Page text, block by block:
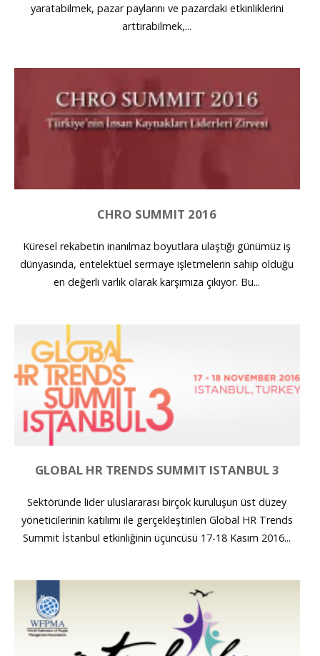
yaratabilmek, pazar paylarını ve pazardaki etkinliklerini
arttırabilmek,...
CHRO SUMMIT 2016
Küresel rekabetin inanılmaz boyutlara ulaştığı günümüz iş
dünyasında, entelektüel sermaye işletmelerin sahip olduğu
en değerli varlık olarak karşımıza çıkıyor. Bu...
GLOBAL HR TRENDS SUMMIT ISTANBUL 3
Sektöründe lider uluslararası birçok kuruluşun üst düzey
yöneticilerinin katılımı ile gerçekleştirilen Global HR Trends
Summit İstanbul etkinliğinin üçüncüsü 17-18 Kasım 2016...